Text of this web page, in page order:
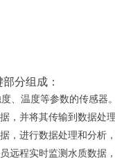
分组成：
、温度等参数的传感器
，并将其传输到数据处理
，进行数据处理和分析
远程实时监测水质数据